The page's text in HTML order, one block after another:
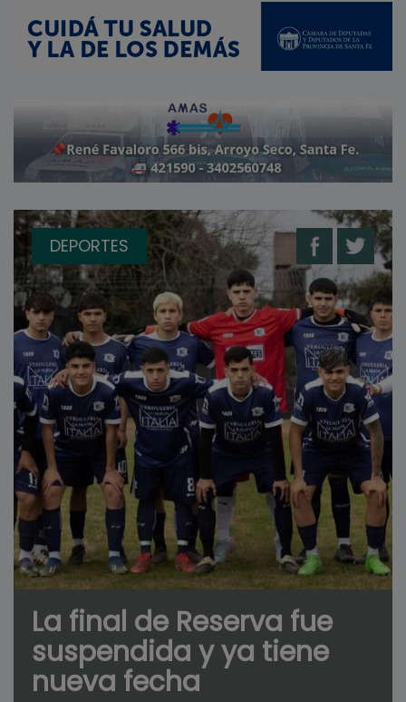
DEPORTES
La final de Reserva fue
suspendida y ya tiene
nueva fecha